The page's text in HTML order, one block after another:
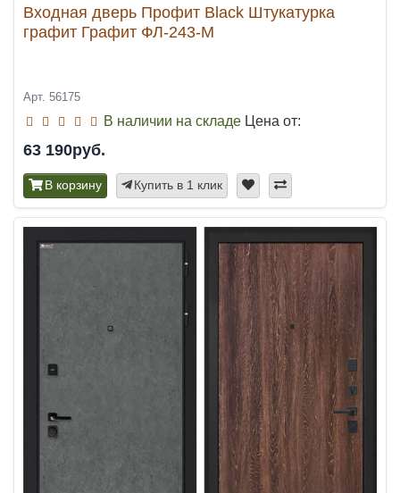
Входная дверь Профит Black Штукатурка
графит Графит ФЛ-243-М
Арт. 56175
В наличии на складе Цена от:
63 190руб.
В корзину Купить в 1 клик